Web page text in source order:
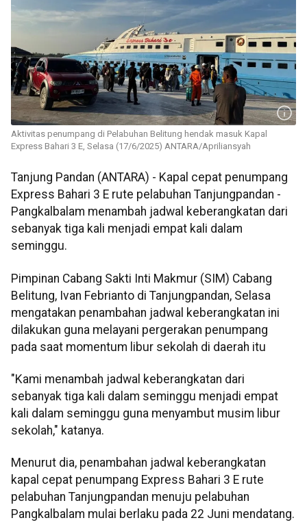
Aktivitas penumpang di Pelabuhan Belitung hendak masuk Kapal
Express Bahari 3 E, Selasa (17/6/2025) ANTARA/Apriliansyah
Tanjung Pandan (ANTARA) - Kapal cepat penumpang
Express Bahari 3 E rute pelabuhan Tanjungpandan -
Pangkalbalam menambah jadwal keberangkatan dari
sebanyak tiga kali menjadi empat kali dalam
seminggu.
Pimpinan Cabang Sakti Inti Makmur (SIM) Cabang
Belitung, Ivan Febrianto di Tanjungpandan, Selasa
mengatakan penambahan jadwal keberangkatan ini
dilakukan guna melayani pergerakan penumpang
pada saat momentum libur sekolah di daerah itu
"Kami menambah jadwal keberangkatan dari
sebanyak tiga kali dalam seminggu menjadi empat
kali dalam seminggu guna menyambut musim libur
sekolah," katanya.
Menurut dia, penambahan jadwal keberangkatan
kapal cepat penumpang Express Bahari 3 E rute
pelabuhan Tanjungpandan menuju pelabuhan
Pangkalbalam mulai berlaku pada 22 Juni mendatang.